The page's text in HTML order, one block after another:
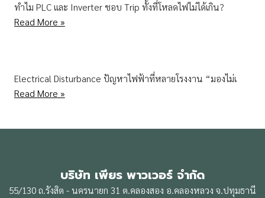
ทำไม PLC และ Inverter ชอบ Trip ทั้งที่โหลดไฟไม่ได้เกิน?
Read More »
Electrical Disturbance ปัญหาไฟฟ้าที่หลายโรงงาน “มองไม่เ
Read More »
บริษัท เพียร พาวเวอร์ จำกัด
55/130 ถ.รังสิต - นครนายก 31 ต.คลองสอง อ.คลองหลวง จ.ปทุมธานี